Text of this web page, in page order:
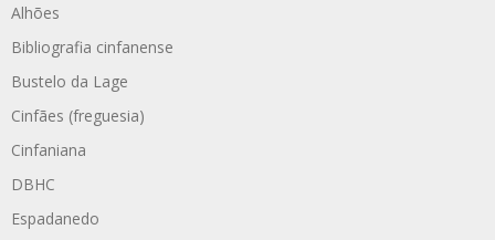
Alhões
Bibliografia cinfanense
Bustelo da Lage
Cinfães (freguesia)
Cinfaniana
DBHC
Espadanedo